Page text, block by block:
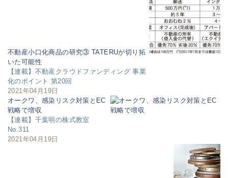
不動産小口化商品の研究③ TATERUが切り拓
いた可能性
【連載】不動産クラウドファンディング 事業
化のポイント 第20回
2021年04月19日
オークワ、感染リスク対策とEC
戦略で増収
【連載】千葉明の株式教室
No.311
2021年04月19日